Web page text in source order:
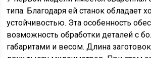
типа. Благодаря ей станок обладает
устойчивостью. Эта особенность
возможность обработки деталей с
габаритами и весом. Длина